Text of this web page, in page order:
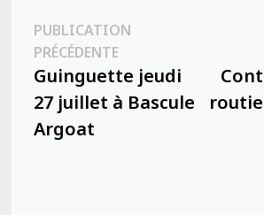
Navigation
de
l’article
PUBLICATION
PRÉCÉDENTEPublication
précédente :
Guinguette jeudi
27 juillet à Bascule
Argoat